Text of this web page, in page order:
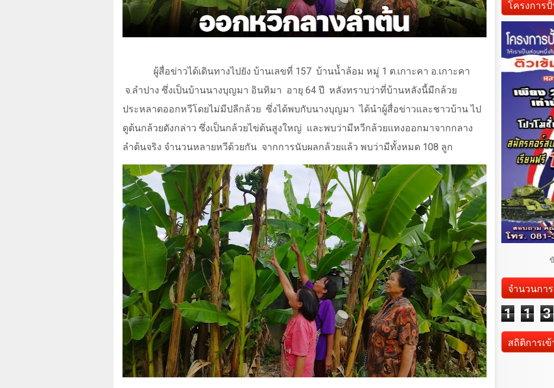
ผู้สื่อข่าวได้เดินทางไปยัง บ้านเลขที่ 1 57 บ้านน้ำล้อม หมู่ 1 ต.เกาะคา อ.เกาะคา
จ.ลำปาง ซึ่งเป็นบ้านนางบุญมา อินทิมา อายุ 64 ปี หลังทราบว่าที่บ้านหลังนี้มีกล้วย
ประหลาดออกหวีโดยไม่มีปลีกล้วย ซึ่งได้พบกับนางบุญมา ได้นำผู้สื่อข่าวและชาวบ้าน ไป
ดูต้นกล้วยดังกล่าว ซึ่งเป็นกล้วยไข่ต้นสูงใหญ่ และพบว่ามีหวีกล้วยแทงออกมาจากกลาง
ลำต้นจริง จำนวนหลายหวีด้วยกัน จากการนับผลกล้วยแล้ว พบว่ามีทั้งหมด 108 ลูก
โครงการ
จำนวนกา
1 1 3
สถิติการเ